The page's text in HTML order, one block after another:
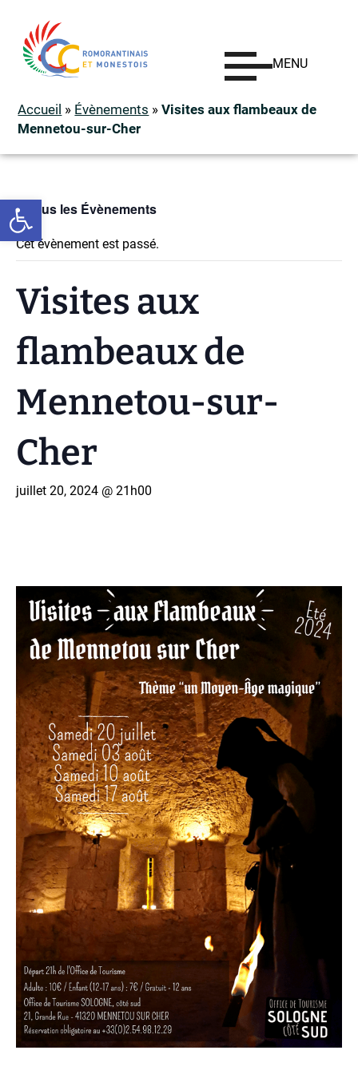
Ouvrir la barre d’outils
MENU
Accueil » Évènements »Visites aux flambeaux de
Mennetou-sur-Cher
« Tous les Évènements
Cet évènement est passé.
Visites aux
flambeaux de
Mennetou-sur-
Cher
juillet 20, 2024 @ 21h00